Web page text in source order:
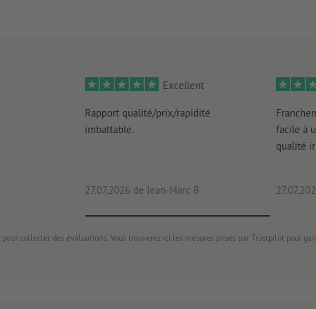
Excellent
Rapport qualité/prix/rapidité
imbattable.
27.07.2026 de Jean-Marc B
facile à
qualité
collecter des évaluations. Vous trouverez ici les mesures prises par Trustpilot pour